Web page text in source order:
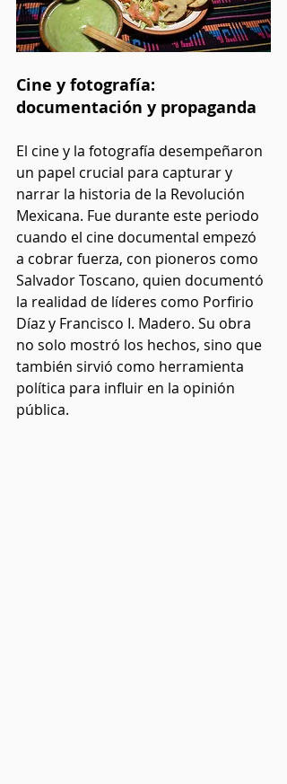
Cine y fotografía:
documentación y propaganda
El cine y la fotografía desempeñaron
un papel crucial para capturar y
narrar la historia de la Revolución
Mexicana. Fue durante este periodo
cuando el cine documental empezó
a cobrar fuerza, con pioneros como
Salvador Toscano, quien documentó
la realidad de líderes como Porfirio
Díaz y Francisco I. Madero. Su obra
no solo mostró los hechos, sino que
también sirvió como herramienta
política para influir en la opinión
pública.